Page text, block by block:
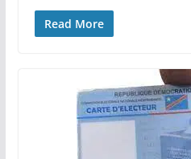
at
A
p
p
c
b
o
dI
n
Read More